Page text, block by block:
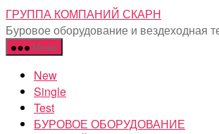
Перейти
к
содержимому
ГРУППА КОМПАНИЙ СКАРН
Буровое оборудование и вездеходная
Меню
New
Single
Test
БУРОВОЕ ОБОРУДОВАНИЕ